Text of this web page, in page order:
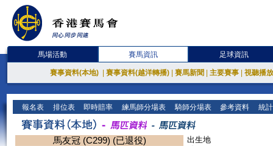
馬場活動 賽馬資訊 足球資訊
賽事資料(本地) 賽事資料(越洋轉播) 賽馬新聞 主要賽事 視聽播
報名表 排位表 即時賠率 練馬師分場表 騎師分場表 參考資料 統
馬友冠 (C299) (已退役)
出生地